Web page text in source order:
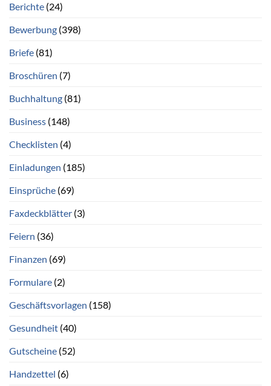
Berichte (24)
Bewerbung (398)
Briefe (81)
Broschüren (7)
Buchhaltung (81)
Business (148)
Checklisten (4)
Einladungen (185)
Einsprüche (69)
Faxdeckblätter (3)
Feiern (36)
Finanzen (69)
Formulare (2)
Geschäftsvorlagen (158)
Gesundheit (40)
Gutscheine (52)
Handzettel (6)